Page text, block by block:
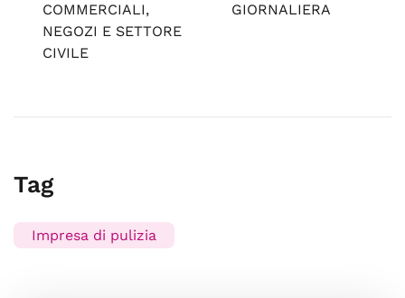
COMMERCIALI,
NEGOZI E SETTORE
CIVILE
GIORNALIERA
Tag
Impresa di pulizia